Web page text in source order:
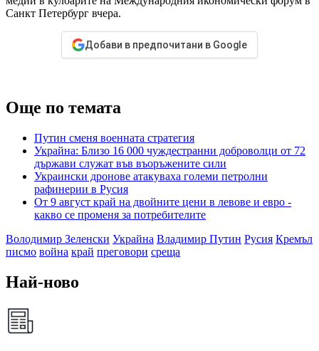
Санкт Петербург вчера.
Добави в предпочитани в Google
Още по темата
Путин сменя военната стратегия
Украйна: Близо 16 000 чуждестранни доброволци от 72
държави служат във въоръжените сили
Украински дронове атакуваха големи петролни
рафинерии в Русия
От 9 август край на двойните цени в левове и евро -
какво се променя за потребителите
Володимир Зеленски Украйна Владимир Путин Русия Кремъл
писмо война край преговори среща
Най-ново